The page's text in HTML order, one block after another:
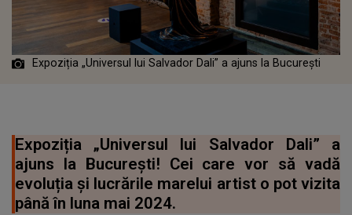
Expoziția „Universul lui Salvador Dali” a ajuns la București
Expoziția „Universul lui Salvador Dali” a
ajuns la București! Cei care vor să vadă
evoluția și lucrările marelui artist o pot vizita
până în luna mai 2024.